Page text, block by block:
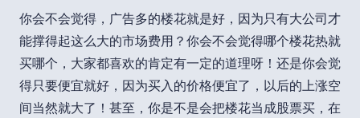
你会不会觉得，广告多的楼花就是好，因为只有大公司才
能撑得起这么大的市场费用？你会不会觉得哪个楼花热就
买哪个，大家都喜欢的肯定有一定的道理呀！还是你会觉
得只要便宜就好，因为买入的价格便宜了，以后的上涨空
间当然就大了！甚至，你是不是会把楼花当成股票买，在